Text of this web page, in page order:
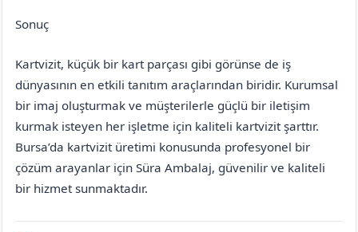
Sonuç
Kartvizit, küçük bir kart parçası gibi görünse de iş
dünyasının en etkili tanıtım araçlarından biridir. Kurumsal
bir imaj oluşturmak ve müşterilerle güçlü bir iletişim
kurmak isteyen her işletme için kaliteli kartvizit şarttır.
Bursa’da kartvizit üretimi konusunda profesyonel bir
çözüm arayanlar için Süra Ambalaj, güvenilir ve kaliteli
bir hizmet sunmaktadır.